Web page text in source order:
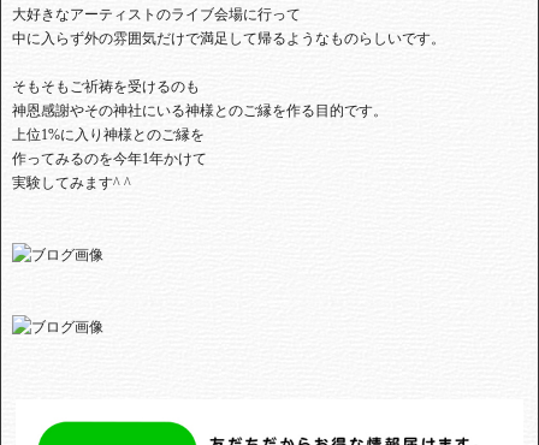
大好きなアーティストのライブ会場に行って
中に入らず外の雰囲気だけで満足して帰るようなものらしいです。
そもそもご祈祷を受けるのも
神恩感謝やその神社にいる神様とのご縁を作る目的です。
上位1%に入り神様とのご縁を
作ってみるのを今年1年かけて
実験してみます^ ^